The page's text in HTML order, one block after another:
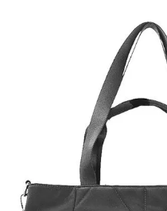
botas dama